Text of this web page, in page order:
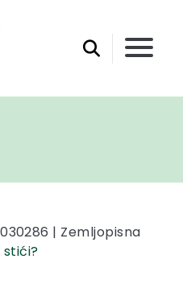
| Zemljopisna
stići?